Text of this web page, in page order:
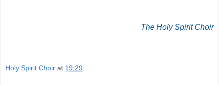
The Holy Spirit Choir
Holy Spirit Choir at 19:29